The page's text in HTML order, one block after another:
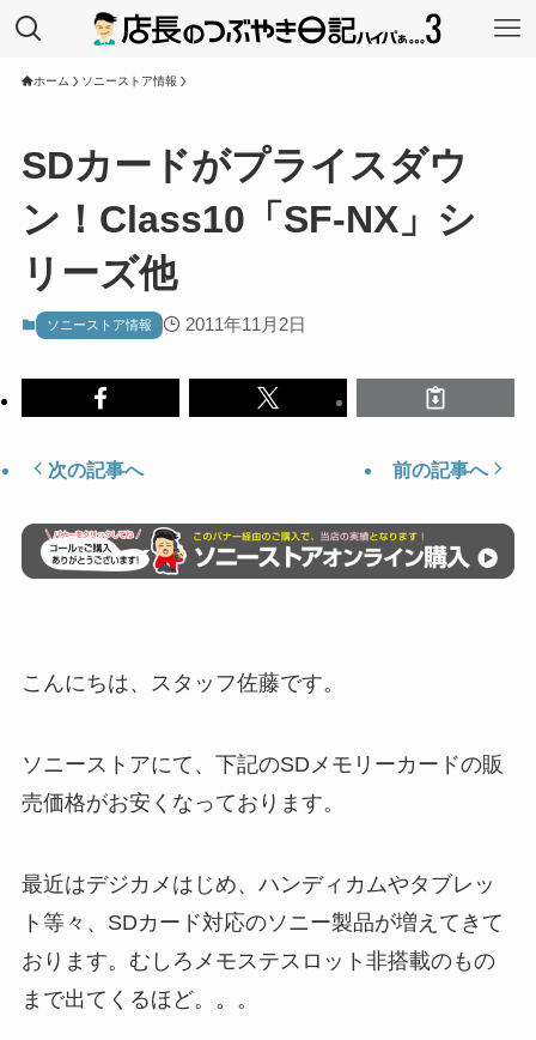
ホーム ソニーストア情報
SDカードがプライスダウ
ン！Class10「SF-NX」シ
リーズ他
ソニーストア情報 2011年11月2日
次の記事へ 前の記事へ
こんにちは、スタッフ佐藤です。
ソニーストアにて、下記のSDメモリーカードの販
売価格がお安くなっております。
最近はデジカメはじめ、ハンディカムやタブレッ
ト等々、SDカード対応のソニー製品が増えてきて
おります。むしろメモステスロット非搭載のもの
まで出てくるほど。。。